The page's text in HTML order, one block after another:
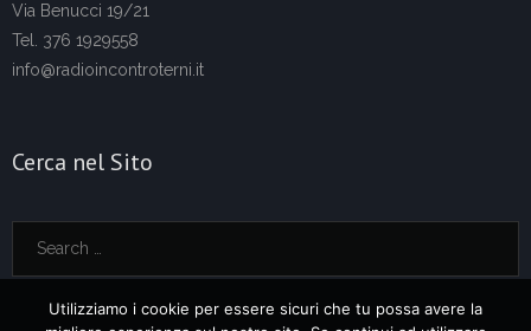
Via Benucci 19/21
Tel. 376 1929558
info@radioincontroterni.it
Cerca nel Sito
Utilizziamo i cookie per essere sicuri che tu possa avere la